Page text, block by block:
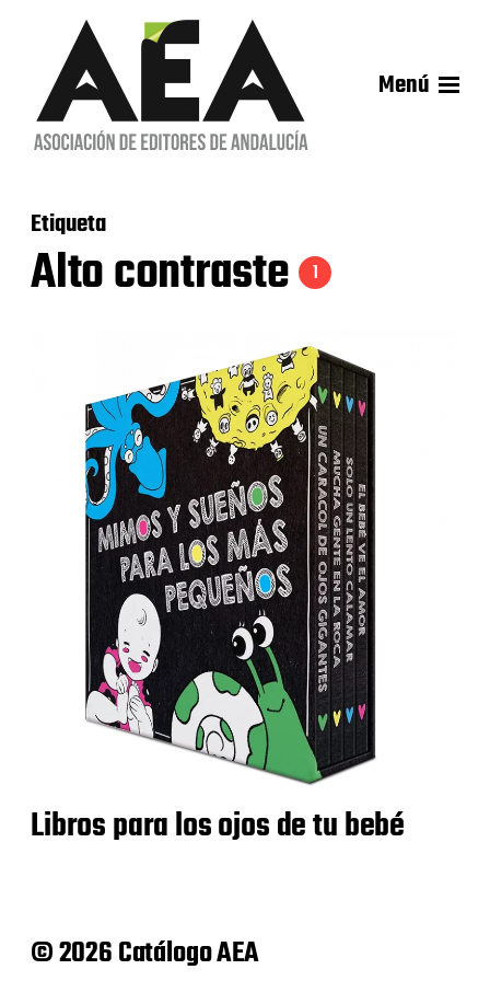
Menú
Etiqueta
Alto contraste 1
Libros para los ojos de tu bebé
© 2026 Catálogo AEA